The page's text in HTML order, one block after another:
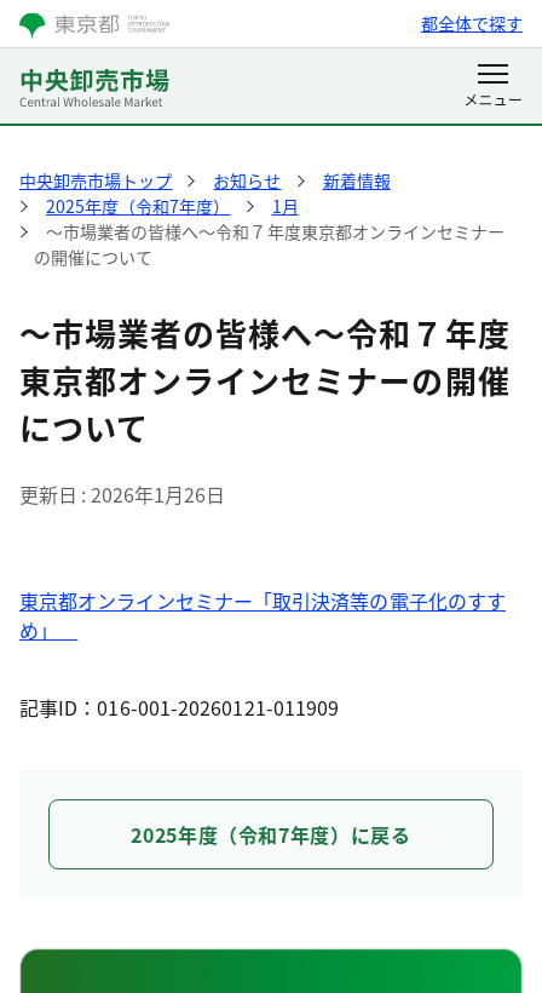
都全体で探す
中央卸売市場トップ お知らせ
新着情報
2025年度（令和7年度）
1月
〜市場業者の皆様へ〜令和７年度東京都オンラインセミナー
の開催について
〜市場業者の皆様へ〜令和７年度
東京都オンラインセミナーの開催
について
更新日 2026年1月26日
東京都オンラインセミナー「取引決済等の電子化のすす
め」
記事ID：016-001-20260121-011909
2025年度（令和7年度）に戻る